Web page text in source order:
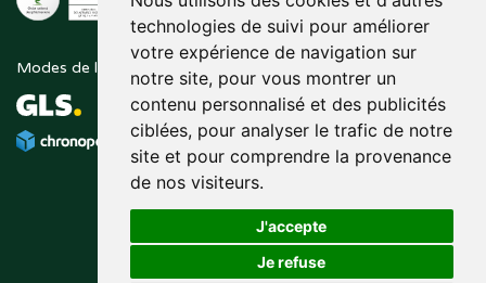
technologies de suivi pour améliorer
votre expérience de navigation sur
notre site, pour vous montrer un
contenu personnalisé et des publicités
ciblées, pour analyser le trafic de notre
site et pour comprendre la provenance
de nos visiteurs.
J'accepte
Je refuse
Modes de livraison Suivez-nous sur